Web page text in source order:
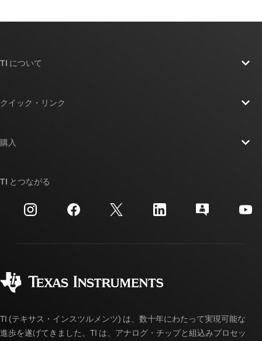
TI について
投資家向け情報
製造
クイック・リンク
クロスリファレンス検索
カスタマー・サポート・センター
myTI アカウントの FAQ
購入
ご注文に関する FAQ
TI とつながる
TI (テキサス・インスツルメンツ) は、数十年にわたって実現可能な
進歩を遂げてきました。TI は、アナログ・チップと組込みプロセッ